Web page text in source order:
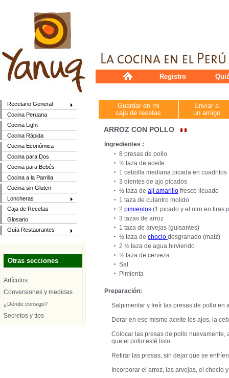
Recetario General
Cocina Peruana
Cocina Light
Cocina Rápida
Cocina Económica
Cocina para Dos
Cocina para Bebés
Cocina a la Parrilla
Cocina sin Gluten
Loncheras
Caja de Recetas
Glosario
Guía Restaurantes
Otras secciones
Artículos
Conversiones y medidas
¿Dónde consigo?
Secretos y tips
Registro
Guardar en mi
caja de recetas
Enviar a
un amigo
ARROZ CON POLLO
Ingredientes :
8 presas de pollo
½ taza de aceite
1 cebolla mediana picada en cuadritos
3 dientes de ajo picados
½ taza de ají amarillo fresco licuado
1 taza de culantro molido
2 pimientos (1 picado y el otro en tiras
3 tazas de arroz
1 taza de arvejas (guisantes)
½ taza de choclo desgranado (maíz)
2 ½ taza de agua hirviendo
½ taza de cerveza
Sal
Pimienta
Preparación:
Salpimentar y freír las presas de pollo en
Dorar en ese mismo aceite los ajos, la
Colocar las presas de pollo
que el pollo esté listo.
Retirar las presas, sin dejar que se
Incorporar el arroz, las arvejas, el choclo